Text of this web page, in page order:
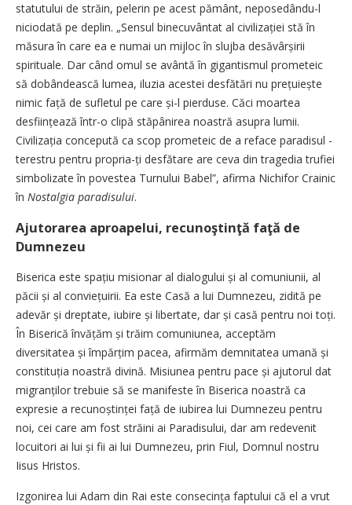
statutului de străin, pelerin pe acest pământ, neposedându-l
niciodată pe deplin. „Sensul binecuvântat al civilizației stă în
măsura în care ea e numai un mijloc în slujba desăvârșirii
spirituale. Dar când omul se avântă în gigantismul prometeic
să dobândească lumea, iluzia acestei desfătări nu prețuiește
nimic față de sufletul pe care și-l pierduse. Căci moartea
desființează într-o clipă stăpânirea noastră asupra lumii.
Civilizația concepută ca scop prometeic de a reface paradisul ­
terestru pentru propria-ți desfătare are ceva din tragedia trufiei
simbolizate în povestea Turnului Babel”, afirma Nichifor Crainic
în Nostalgia paradisului.
Ajutorarea aproapelui, recunoştinţă faţă de
Dumnezeu
Biserica este spațiu misionar al dialogului și al comuniunii, al
păcii și al conviețuirii. Ea este Casă a lui Dumnezeu, zidită pe
adevăr și dreptate, iubire și libertate, dar și casă pentru noi toți.
În Biserică învățăm și trăim comuniunea, acceptăm
diversitatea și împărțim pacea, afirmăm demnitatea umană și
constituția noastră divină. Misiunea pentru pace și ajutorul dat
migranților trebuie să se manifeste în Biserica noastră ca
expresie a recunoștinței față de iubirea lui Dumnezeu pentru
noi, cei care am fost străini ai Paradisului, dar am redevenit
locuitori ai lui și fii ai lui Dumnezeu, prin Fiul, Domnul nostru
Iisus Hristos.
Izgonirea lui Adam din Rai este consecința faptului că el a vrut